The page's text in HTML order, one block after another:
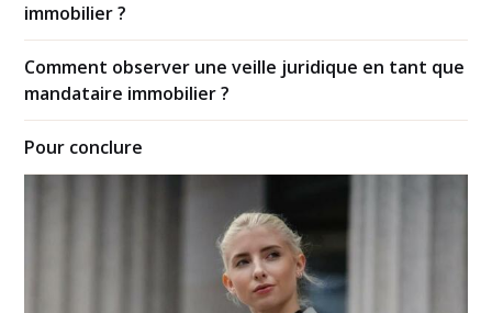
immobilier ?
Comment observer une veille juridique en tant que
mandataire immobilier ?
Pour conclure